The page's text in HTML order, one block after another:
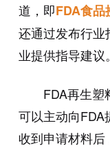
道，即FDA食品
还通过发布行
业提供指导建议。
FDA再生塑
可以主动向FDA
收到申请材料后